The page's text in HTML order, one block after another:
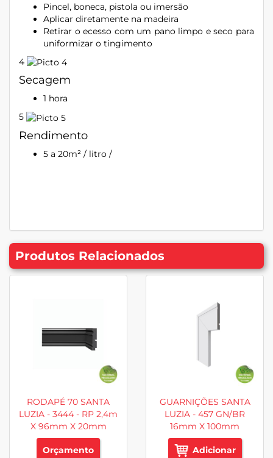
Pincel, boneca, pistola ou imersão
Aplicar diretamente na madeira
Retirar o ecesso com um pano limpo e seco para
uniformizar o tingimento
4
Secagem
1 hora
5
Rendimento
5 a 20m² / litro /
Produtos Relacionados
RODAPÉ 70 SANTA
LUZIA - 3444 - RP 2,4m
X 96mm X 20mm
Orçamento
GUARNIÇÕES SANTA
LUZIA - 457 GN/BR
16mm X 100mm
Adicionar